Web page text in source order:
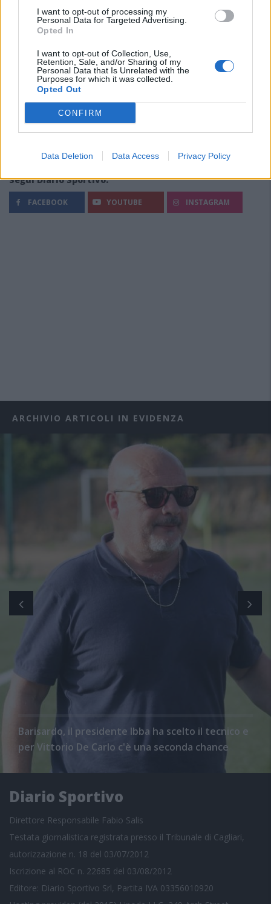
I want to opt-out of processing my
Personal Data for Targeted Advertising.
Opted In
I want to opt-out of Collection, Use,
Retention, Sale, and/or Sharing of my
Personal Data that Is Unrelated with the
Purposes for which it was collected.
Opted Out
CONFIRM
Data Deletion Data Access Privacy Policy
Segui Diario Sportivo:
FACEBOOK YOUTUBE INSTAGRAM
ARCHIVIO ARTICOLI IN EVIDENZA
Barisardo, il presidente Ibba ha scelto il tecnico e
per Vittorio De Carlo c'è una seconda chance
Diario Sportivo
Direttore Responsabile Fabio Salis
Testata giornalistica registrata presso il Tribunale di Cagliari,
autorizzazione n. 18 del 03/07/2012
Iscrizione al ROC n. 22685 del 03/08/2012
Editore: Diario Sportivo Srl, Partita IVA 03356010920